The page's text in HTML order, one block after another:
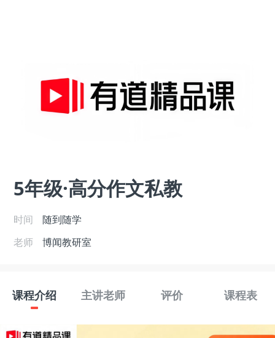
5年级·高分作文私教
时间
随到随学
老师
博闻教研室
课程介绍 主讲老师 评价 课程表